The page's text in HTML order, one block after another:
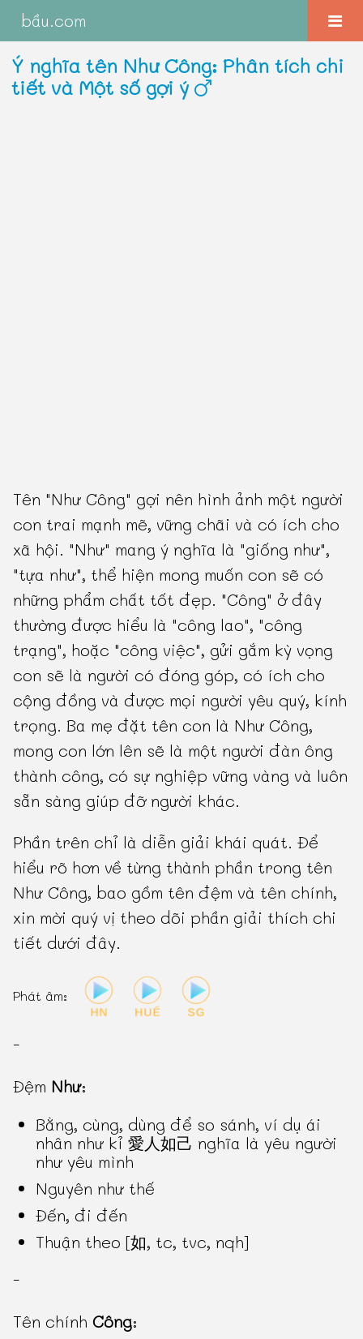
bầu.com
Ý nghĩa tên Như Công: Phân tích chi
tiết và Một số gợi ý
Tên "Như Công" gợi nên hình ảnh một người
con trai mạnh mẽ, vững chãi và có ích cho
xã hội. "Như" mang ý nghĩa là "giống như",
"tựa như", thể hiện mong muốn con sẽ có
những phẩm chất tốt đẹp. "Công" ở đây
thường được hiểu là "công lao", "công
trạng", hoặc "công việc", gửi gắm kỳ vọng
con sẽ là người có đóng góp, có ích cho
cộng đồng và được mọi người yêu quý, kính
trọng. Ba mẹ đặt tên con là Như Công,
mong con lớn lên sẽ là một người đàn ông
thành công, có sự nghiệp vững vàng và luôn
sẵn sàng giúp đỡ người khác.
Phần trên chỉ là diễn giải khái quát. Để
hiểu rõ hơn về từng thành phần trong tên
Như Công, bao gồm tên đệm và tên chính,
xin mời quý vị theo dõi phần giải thích chi
tiết dưới đây.
Phát âm:
-
Đệm Như:
Bằng, cùng, dùng để so sánh, ví dụ ái
nhân như kỉ 愛人如己 nghĩa là yêu người
như yêu mình
Nguyên như thế
Đến, đi đến
Thuận theo [如, tc, tvc, nqh]
-
Tên chínhCông: